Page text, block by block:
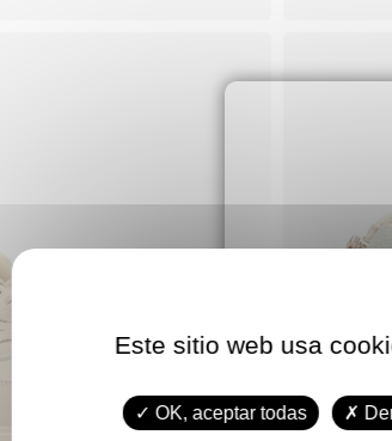
Este sitio web usa
OK, aceptar todas